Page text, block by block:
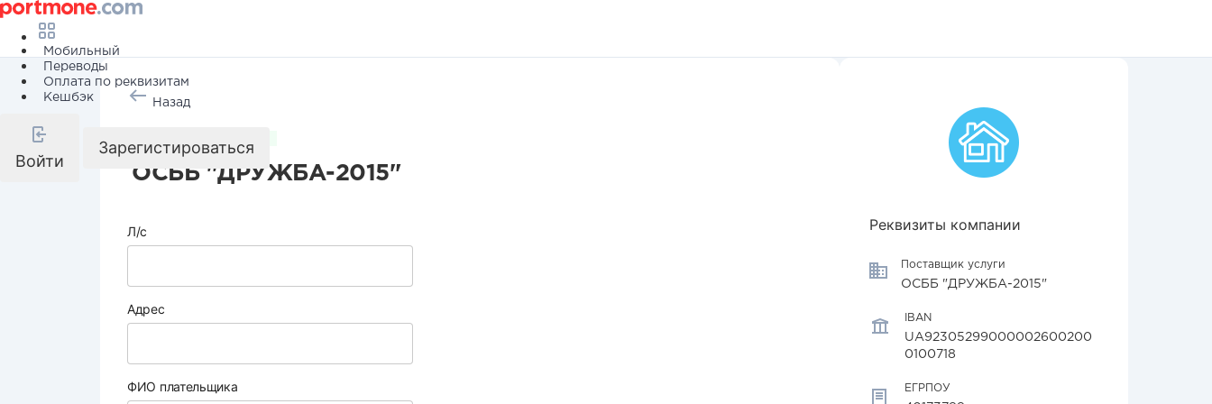
Мобильный
Переводы
Оплата по реквизитам
Кешбэк
Войти
Зарегистироваться
Назад
ОСББ "ДРУЖБА-2015"
Л/с
Адрес
ФИО плательщика
Реквизиты компании
Поставщик услуги
ОСББ "ДРУЖБА-2015"
IBAN
UA92305299000002600200
0100718
ЕГРПОУ